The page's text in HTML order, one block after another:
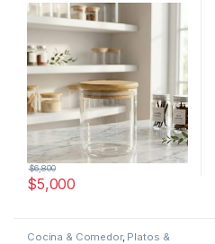
$5,000
$6,800
Cocina & Comedor, Platos &